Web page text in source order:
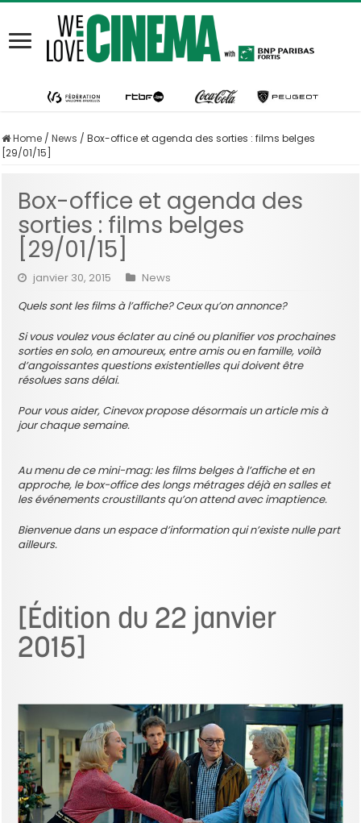
Home / News / Box-office et agenda des sorties : films belges
[29/01/15]
Box-office et agenda des
sorties : films belges
[29/01/15]
janvier 30, 2015
News
Quels sont les films à l’affiche? Ceux qu’on annonce?
Si vous voulez vous éclater au ciné ou planifier vos prochaines
sorties en solo, en amoureux, entre amis ou en famille, voilà
d’angoissantes questions existentielles qui doivent être
résolues sans délai.
Pour vous aider, Cinevox propose désormais un article mis à
jour chaque semaine.
Au menu de ce mini-mag: les films belges à l’affiche et en
approche, le box-office des longs métrages déjà en salles et
les événements croustillants qu’on attend avec imaptience.
Bienvenue dans un espace d’information qui n’existe nulle part
ailleurs.
[Édition du 22 janvier
2015]